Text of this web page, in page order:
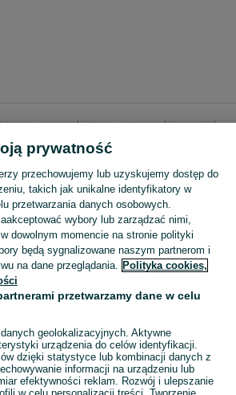
Ubrania damskie Odzież wierzchnia
Kamizelki
Szeroki wybór kamizelek damskich Siedlce ▶️ puchowe, jeansowe, skórzane i eleganckie ✅ Nowe i używane w dobrych cenach ✌ Sprawdź oferty na OLX.pl! Zobacz
prywatność
przechowujemy lub uzyskujemy dostęp do
takich jak unikalne identyfikatory w
przetwarzania danych osobowych.
wybory lub zarządzać nimi,
dowolnym momencie na stronie polityki
będą sygnalizowane naszym partnerom i
na dane przeglądania. Polityka cookies,
przetwarzamy dane w celu
geolokalizacyjnych. Aktywne
urządzenia do celów identyfikacji.
dzięki statystyce lub kombinacji danych z
informacji na urządzeniu lub
efektywności reklam. Rozwój i ulepszanie